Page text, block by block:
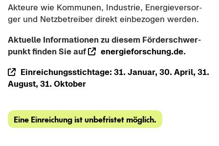
Ak­teu­re wie Kom­mu­nen, In­dus­trie, En­er­gie­ver­sor­
ger und Netz­be­trei­ber di­rekt ein­be­zo­gen wer­den.
Ak­tu­el­le In­for­ma­tio­nen zu die­sem För­der­schwer­
punkt fin­den Sie auf
en­er­gie­for­schung.de.
Ein­rei­chungs­stich­ta­ge: 31. Ja­nu­ar, 30. April, 31.
Au­gust, 31. Ok­to­ber
Eine Ein­rei­chung ist un­be­fris­tet mög­lich.